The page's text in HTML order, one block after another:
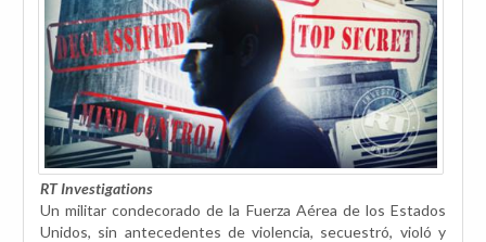
RT Investigations
Un militar condecorado de la Fuerza Aérea de los Estados
Unidos, sin antecedentes de violencia, secuestró, violó y